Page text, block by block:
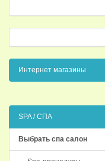
Интернет магазины
SPA / СПА
Выбрать спа салон